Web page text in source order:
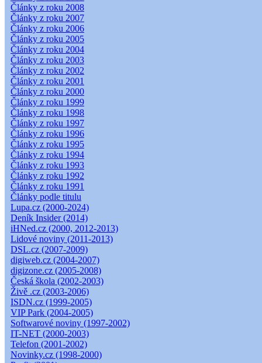
Články z roku 2008
Články z roku 2007
Články z roku 2006
Články z roku 2005
Články z roku 2004
Články z roku 2003
Články z roku 2002
Články z roku 2001
Články z roku 2000
Články z roku 1999
Články z roku 1998
Články z roku 1997
Články z roku 1996
Články z roku 1995
Články z roku 1994
Články z roku 1993
Články z roku 1992
Články z roku 1991
Články podle titulu
Lupa.cz (2000-2024)
Deník Insider (2014)
iHNed.cz (2000, 2012-2013)
Lidové noviny (2011-2013)
DSL.cz (2007-2009)
digiweb.cz (2004-2007)
digizone.cz (2005-2008)
Česká škola (2002-2003)
Živě .cz (2003-2006)
ISDN.cz (1999-2005)
VIP Park (2004-2005)
Softwarové noviny (1997-2002)
IT-NET (2000-2003)
Telefon (2001-2002)
Novinky.cz (1998-2000)